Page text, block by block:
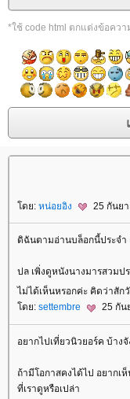
*ใช้ code html ตกแต่งข้อคว
โดย: หน่อยอิง 25 กันย
ดิฉันตามอ่านบล็อกนี้ประจำ
ปล เพิ่งดูหนังนางมารสวมป
ไม่ได้เห็นหรอกค่ะ คิดว่าสัก
โดย: settembre 25 กัน
อยากไปเที่ยวนิวยอร์ค บ้างจั
ถ้ามีโอกาสคงได้ไป อยากเ
ที่เราดูหรือเปล่า